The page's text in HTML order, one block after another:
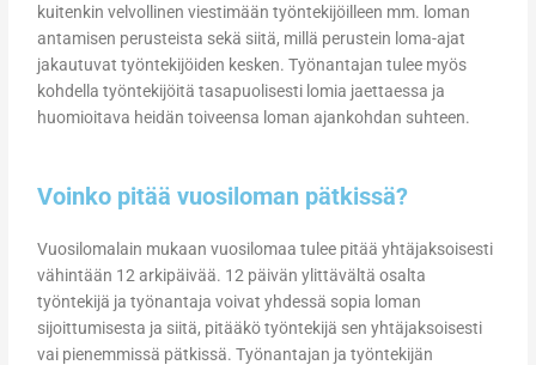
kuitenkin velvollinen viestimään työntekijöilleen mm. loman
antamisen perusteista sekä siitä, millä perustein loma-ajat
jakautuvat työntekijöiden kesken. Työnantajan tulee myös
kohdella työntekijöitä tasapuolisesti lomia jaettaessa ja
huomioitava heidän toiveensa loman ajankohdan suhteen.
Voinko pitää vuosiloman pätkissä?
Vuosilomalain mukaan vuosilomaa tulee pitää yhtäjaksoisesti
vähintään 12 arkipäivää. 12 päivän ylittävältä osalta
työntekijä ja työnantaja voivat yhdessä sopia loman
sijoittumisesta ja siitä, pitääkö työntekijä sen yhtäjaksoisesti
vai pienemmissä pätkissä. Työnantajan ja työntekijän